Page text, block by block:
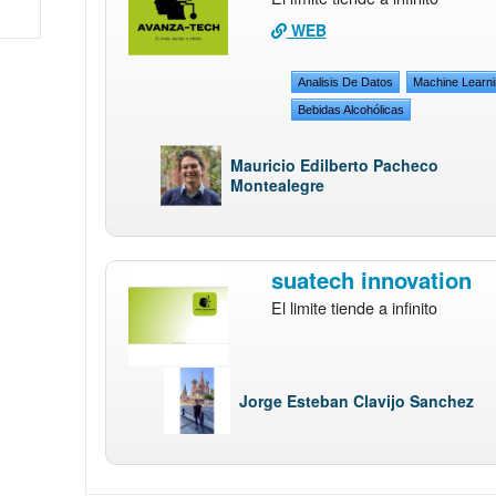
WEB
Analisis De Datos Machine
Bebidas Alcohólicas
Mauricio Edilberto Pacheco
Montealegre
suatech innovation
El limite tiende a infinito
Jorge Esteban Clavijo Sanchez